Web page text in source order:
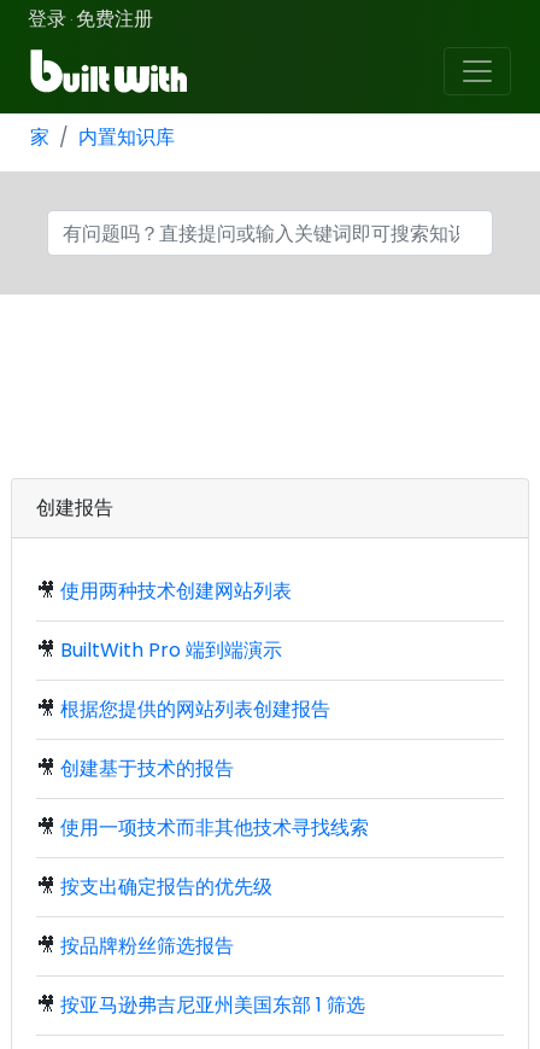
登录 · 免费注册
家 内置知识库
创建报告
🎥 使用两种技术创建网站列表
🎥 BuiltWith Pro 端到端演示
🎥 根据您提供的网站列表创建报告
🎥 创建基于技术的报告
🎥 使用一项技术而非其他技术寻找线索
🎥 按支出确定报告的优先级
🎥 按品牌粉丝筛选报告
🎥 按亚马逊弗吉尼亚州美国东部 1 筛选